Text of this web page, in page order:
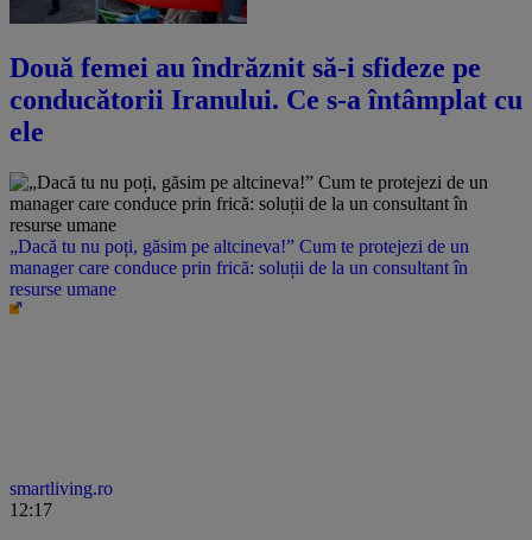
Două femei au îndrăznit să-i sfideze pe
conducătorii Iranului. Ce s-a întâmplat cu
ele
„Dacă tu nu poți, găsim pe altcineva!” Cum te protejezi de un
manager care conduce prin frică: soluții de la un consultant în
resurse umane
smartliving.ro
12:17